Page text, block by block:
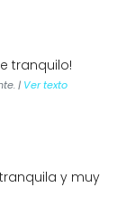
tranquilo!
| Ver texto
y muy